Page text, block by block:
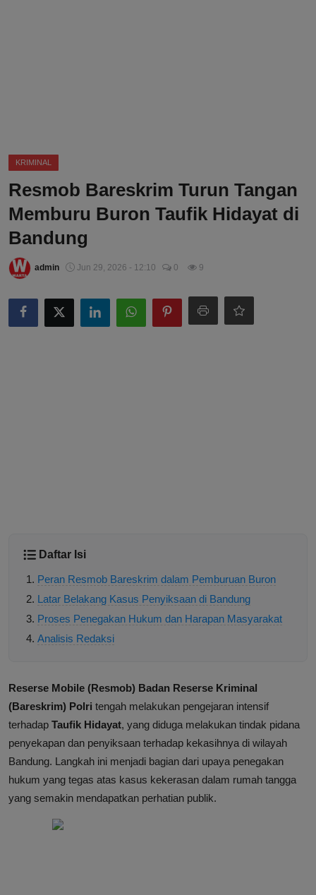
KRIMINAL
Resmob Bareskrim Turun Tangan
Memburu Buron Taufik Hidayat di
Bandung
admin Jun 29, 2026 - 12:10 0 9
Daftar Isi
Peran Resmob Bareskrim dalam Pemburuan Buron
Latar Belakang Kasus Penyiksaan di Bandung
Proses Penegakan Hukum dan Harapan Masyarakat
Analisis Redaksi
Reserse Mobile (Resmob) Badan Reserse Kriminal
(Bareskrim) Polri tengah melakukan pengejaran intensif
terhadap Taufik Hidayat, yang diduga melakukan tindak pidana
penyekapan dan penyiksaan terhadap kekasihnya di wilayah
Bandung. Langkah ini menjadi bagian dari upaya penegakan
hukum yang tegas atas kasus kekerasan dalam rumah tangga
yang semakin mendapatkan perhatian publik.